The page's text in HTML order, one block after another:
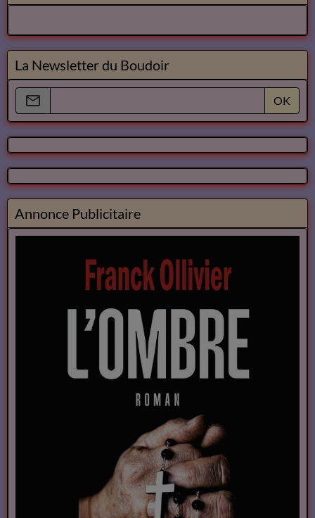
La Newsletter du Boudoir
OK
Annonce Publicitaire